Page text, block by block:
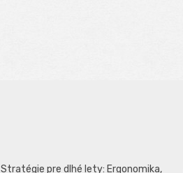
Stratégie pre dlhé lety: Ergonomika,